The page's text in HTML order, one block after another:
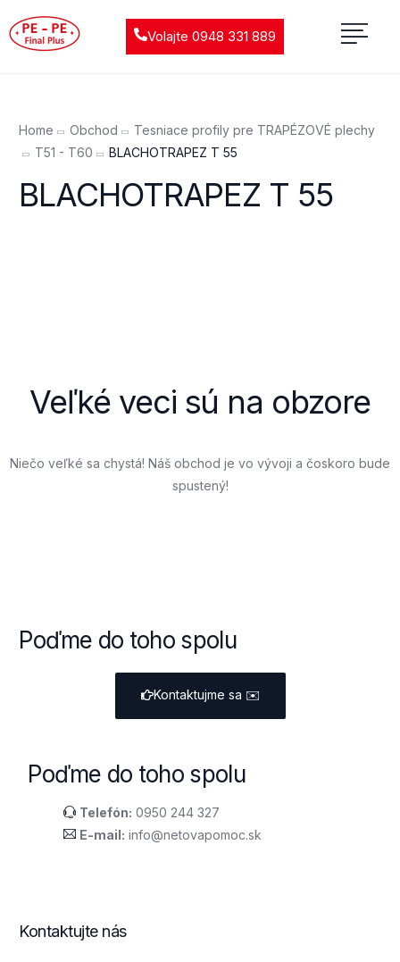
Volajte 0948 331 889
Home Obchod
Tesniace profily pre TRAPÉZOVÉ plechy
T51 - T60
BLACHOTRAPEZ T 55
BLACHOTRAPEZ T 55
Veľké veci sú na obzore
Niečo veľké sa chystá! Náš obchod je vo vývoji a čoskoro bude
spustený!
Poďme do toho spolu
Kontaktujme sa ✉️
Poďme do toho spolu
Telefón: 0950 244 327
E-mail: info@netovapomoc.sk
Kontaktujte nás